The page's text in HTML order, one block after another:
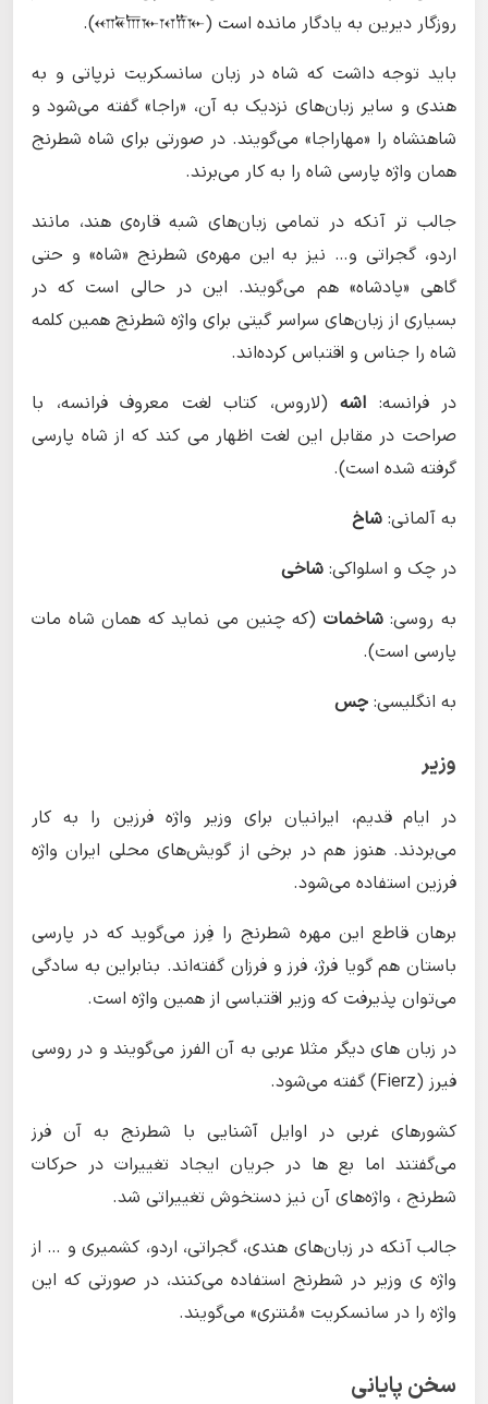
روزگار دیرین به یادگار مانده است (𐎧𐏁𐎠𐎹𐎰𐎡𐎹).
باید توجه داشت که شاه در زبان سانسکریت نرپاتی و به
هندی و سایر زبان‌های نزدیک به آن، «راجا» گفته می‌شود و
شاهنشاه را «مهاراجا» می‌گویند. در صورتی برای شاه شطرنج
همان واژه پارسی شاه را به کار می‌برند.
جالب تر آنکه در تمامی زبان‌های شبه قاره‌ی هند، مانند
اردو، گجراتی و… نیز به این مهره‌ی شطرنج «شاه» و حتی
گاهی «پادشاه» هم می‌گویند. این در حالی است که در
بسیاری از زبان‌های سراسر گیتی برای واژه شطرنج همین کلمه
شاه را جناس و اقتباس کرده‌اند.
در فرانسه: اشه (لاروس، کتاب لغت معروف فرانسه، با
صراحت در مقابل این لغت اظهار می کند که از شاه پارسی
گرفته شده است).
به آلمانی: شاخ
در چک و اسلواکی: شاخی
به روسی:شاخمات (که چنین می نماید که همان شاه مات
پارسی است).
به انگلیسی: چس
وزیر
در ایام قدیم، ایرانیان برای وزیر واژه فرزین را به کار
می‌بردند. هنوز هم در برخی از گویش‌های محلی ایران واژه
فرزین استفاده می‌شود.
برهان قاطع این مهره شطرنج را فِرز می‌گوید که در پارسی
باستان هم گویا فرژ، فرز و فرزان گفته‌اند. بنابراین به سادگی
می‌توان پذیرفت که وزیر اقتباسی از همین واژه است.
در زبان های دیگر مثلا عربی به آن الفرز می‌گویند و در روسی
فیرز (Fierz) گفته می‌شود.
کشورهای غربی در اوایل آشنایی با شطرنج به آن فرز
می‌گفتند اما بع ها در جریان ایجاد تغییرات در حرکات
شطرنج ، واژه‌های آن نیز دستخوش تغییراتی شد.
جالب آنکه در زبان‌های هندی، گجراتی، اردو، کشمیری و … از
واژه ی وزیر در شطرنج استفاده می‌کنند، در صورتی که این
واژه را در سانسکریت «مُنتری» می‌گویند.
سخن پایانی